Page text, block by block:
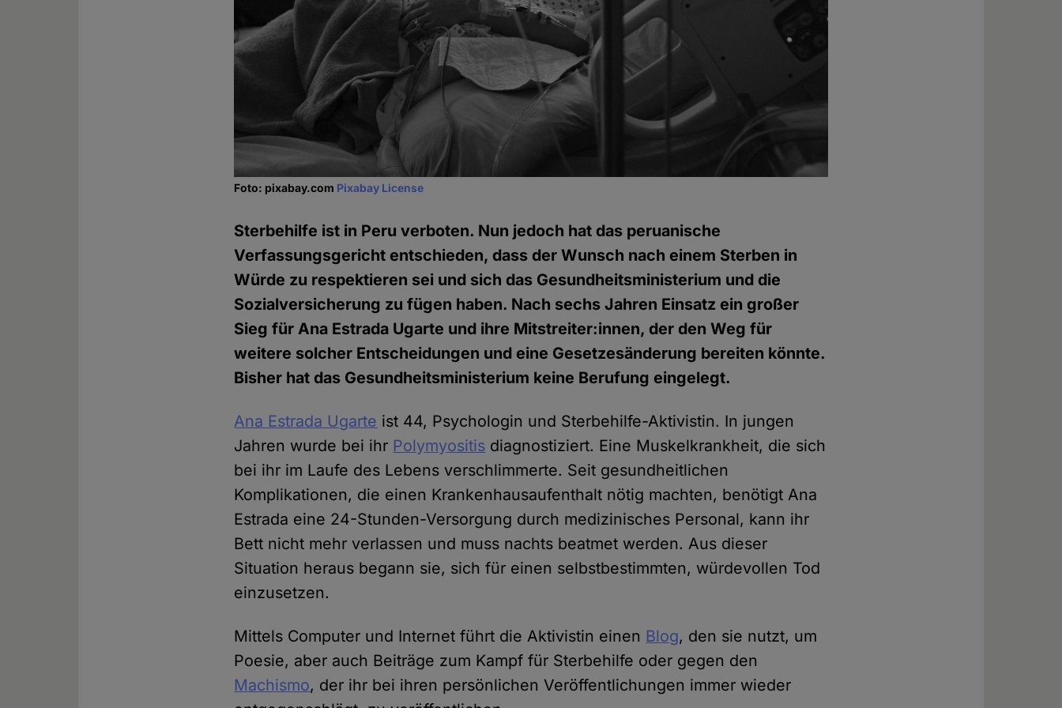
Foto: pixabay.com Pixabay License
Sterbehilfe ist in Peru verboten. Nun jedoch hat das peruanische
Verfassungsgericht entschieden, dass der Wunsch nach einem Sterben in
Würde zu respektieren sei und sich das Gesundheitsministerium und die
Sozialversicherung zu fügen haben. Nach sechs Jahren Einsatz ein großer
Sieg für Ana Estrada Ugarte und ihre Mitstreiter:innen, der den Weg für
weitere solcher Entscheidungen und eine Gesetzesänderung bereiten könnte.
Bisher hat das Gesundheitsministerium keine Berufung eingelegt.
Ana Estrada Ugarte ist 44, Psychologin und Sterbehilfe-Aktivistin. In jungen
Jahren wurde bei ihr Polymyositis diagnostiziert. Eine Muskelkrankheit, die sich
bei ihr im Laufe des Lebens verschlimmerte. Seit gesundheitlichen
Komplikationen, die einen Krankenhausaufenthalt nötig machten, benötigt Ana
Estrada eine 24-Stunden-Versorgung durch medizinisches Personal, kann ihr
Bett nicht mehr verlassen und muss nachts beatmet werden. Aus dieser
Situation heraus begann sie, sich für einen selbstbestimmten, würdevollen Tod
einzusetzen.
Mittels Computer und Internet führt die Aktivistin einen Blog, den sie nutzt, um
Poesie, aber auch Beiträge zum Kampf für Sterbehilfe oder gegen den
Machismo, der ihr bei ihren persönlichen Veröffentlichungen immer wieder